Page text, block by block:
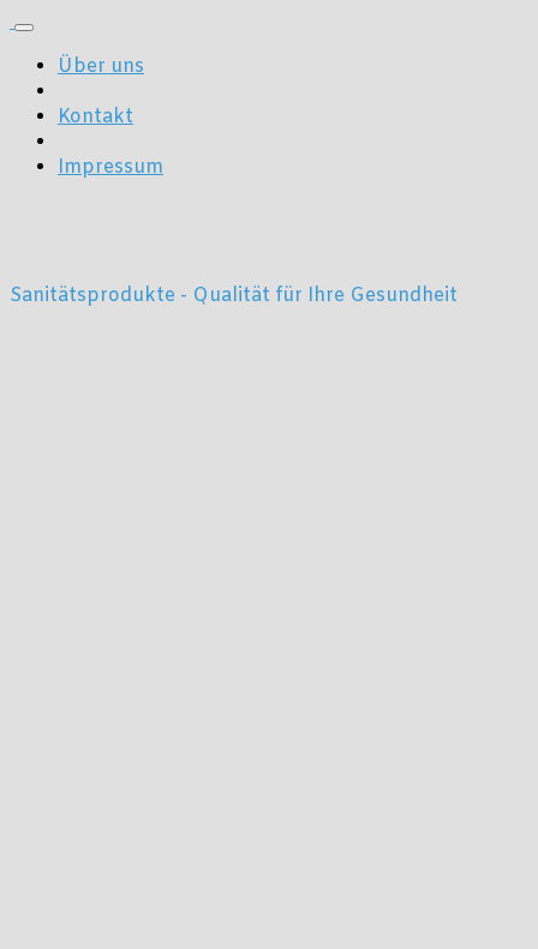
Über uns
Kontakt
Impressum
Sanitätsprodukte - Qualität für Ihre Gesundheit